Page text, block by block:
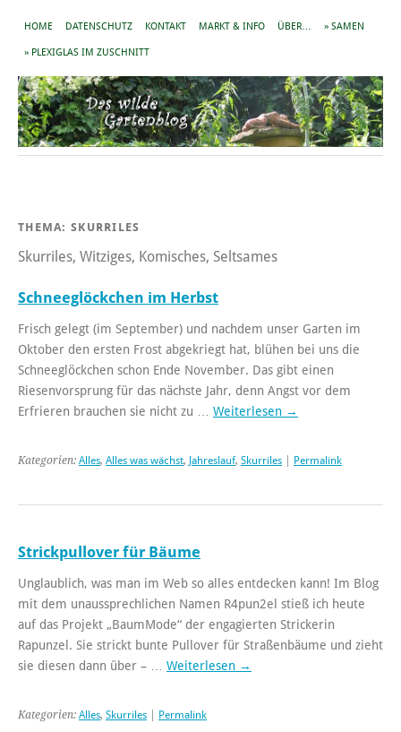
HOME DATENSCHUTZ KONTAKT MARKT & INFO ÜBER… » SAMEN
» PLEXIGLAS IM ZUSCHNITT
THEMA: SKURRILES
Skurriles, Witziges, Komisches, Seltsames
Schneeglöckchen im Herbst
Frisch gelegt (im September) und nachdem unser Garten im
Oktober den ersten Frost abgekriegt hat, blühen bei uns die
Schneeglöckchen schon Ende November. Das gibt einen
Riesenvorsprung für das nächste Jahr, denn Angst vor dem
Erfrieren brauchen sie nicht zu … Weiterlesen →
Kategorien: Alles, Alles was wächst, Jahreslauf, Skurriles Permalink
Strickpullover für Bäume
Unglaublich, was man im Web so alles entdecken kann! Im Blog
mit dem unaussprechlichen Namen R4pun2el stieß ich heute
auf das Projekt „BaumMode“ der engagierten Strickerin
Rapunzel. Sie strickt bunte Pullover für Straßenbäume und zieht
sie diesen dann über – … Weiterlesen →
Kategorien: Alles, Skurriles Permalink